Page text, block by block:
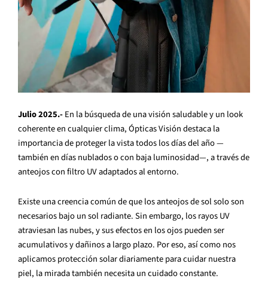
Julio 2025.-En la búsqueda de una visión saludable y un look
coherente en cualquier clima, Ópticas Visión destaca la
importancia de proteger la vista todos los días del año —
también en días nublados o con baja luminosidad—, a través de
anteojos con filtro UV adaptados al entorno.
Existe una creencia común de que los anteojos de sol solo son
necesarios bajo un sol radiante. Sin embargo, los rayos UV
atraviesan las nubes, y sus efectos en los ojos pueden ser
acumulativos y dañinos a largo plazo. Por eso, así como nos
aplicamos protección solar diariamente para cuidar nuestra
piel, la mirada también necesita un cuidado constante.